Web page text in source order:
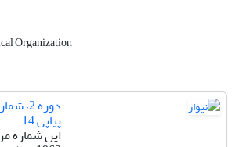
Organization
پیاپی 14
این شماره